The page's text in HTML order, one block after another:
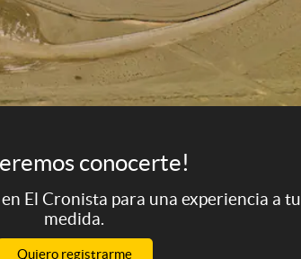
conocerte!
en El Cronista para una experiencia a tu
medida.
Quiero registrarme